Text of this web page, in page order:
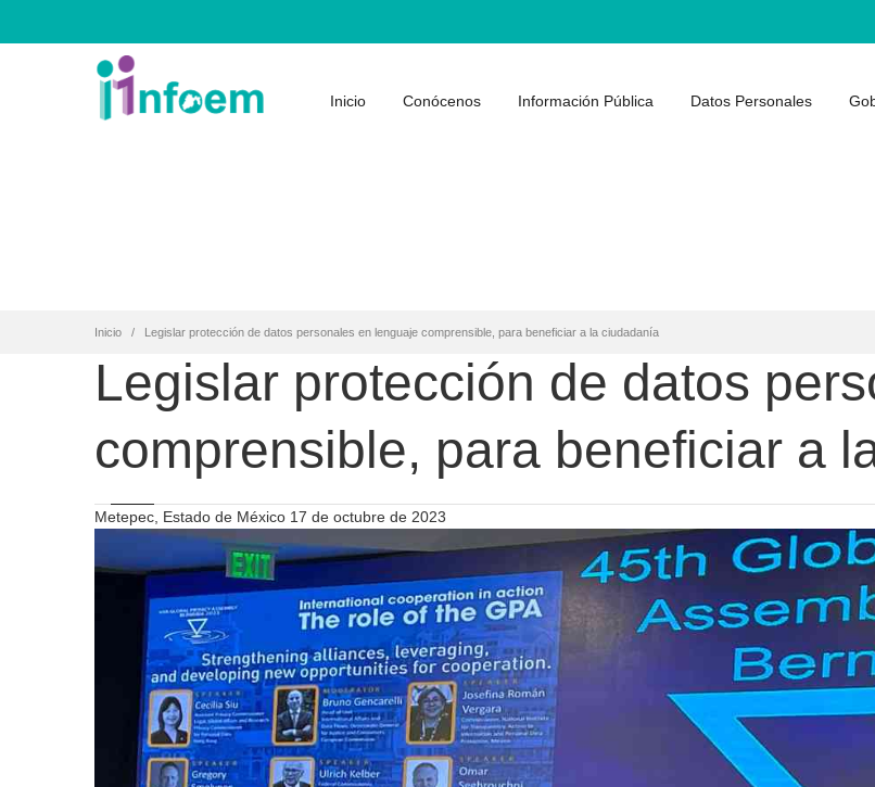
Inicio Conócenos Información Pública Datos Personales
Inicio Legislar protección de datos personales en lenguaje comprensible, para beneficiar a la ciudadanía
Legislar protección de datos
comprensible, para beneficiar a
Metepec, Estado de México 17 de octubre de 2023